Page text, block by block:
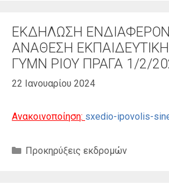
ΕΚΔΗΛΩΣΗ
ΑΝΑΘΕΣΗ
ΓΥΜΝ ΡΙΟΥ ΠΡΑΓΑ 1/2/
22 Ιανουαρίου 2024
Ανακοινοποίηση: sxedio-ipovolis-
Κατηγορίες
Προκηρύξεις εκδρομών